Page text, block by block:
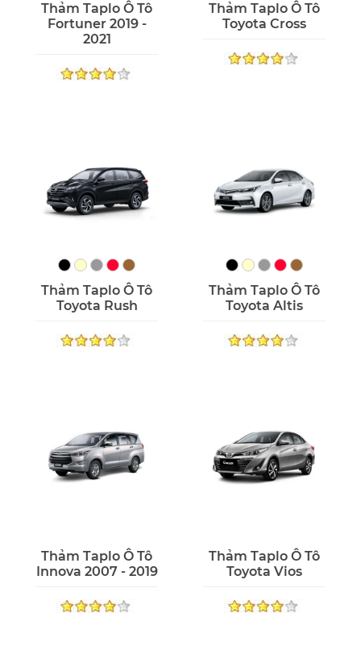
Thảm Taplo Ô Tô
Fortuner 2019 -
2021
Thảm Taplo Ô Tô
Toyota Cross
Thảm Taplo Ô Tô
Toyota Rush
Thảm Taplo Ô Tô
Toyota Altis
Thảm Taplo Ô Tô
Innova 2007 - 2019
Thảm Taplo Ô Tô
Toyota Vios